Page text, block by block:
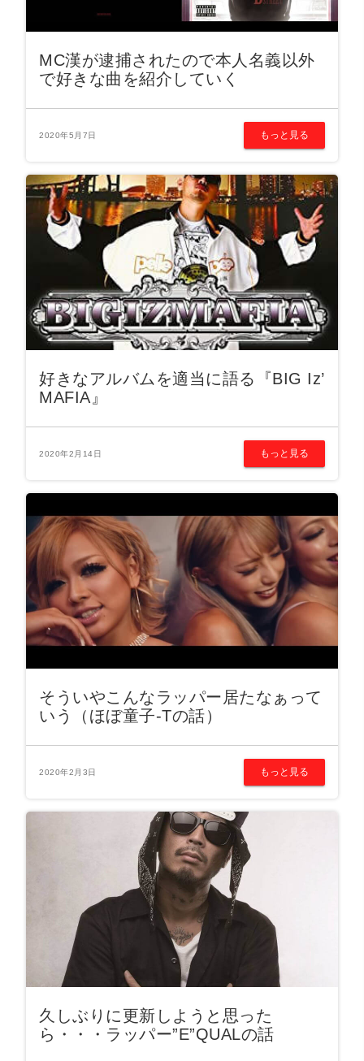
MC漢が逮捕されたので本人名義以外
で好きな曲を紹介していく
2020年5月7日 もっと見る
好きなアルバムを適当に語る『BIG Iz’
MAFIA』
2020年2月14日 もっと見る
そういやこんなラッパー居たなぁって
いう（ほぼ童子-Tの話）
2020年2月3日 もっと見る
久しぶりに更新しようと思った
ら・・・ラッパー”E”QUALの話